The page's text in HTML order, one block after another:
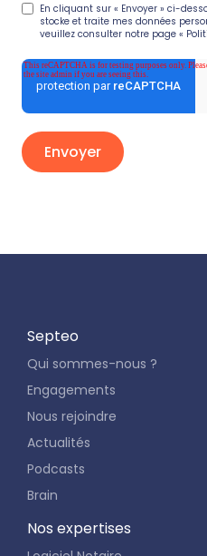
En cliquant sur « Envoyer » ci-
stocke et traite mes données
veuillez consulter notre page «
Septeo
Qui sommes-nous ?
Engagements
Nous rejoindre
Actualités
Podcasts
Brain
Nos expertises